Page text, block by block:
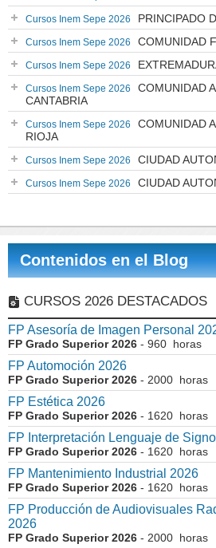
Cursos Inem Sepe 2026 PRINCIPADO
Cursos Inem Sepe 2026 COMUNIDAD
Cursos Inem Sepe 2026
Cursos Inem Sepe 2026
COMUNIDAD
CANTABRIA
Cursos Inem Sepe 2026
COMUNIDAD
RIOJA
Cursos Inem Sepe 2026 CIUDAD
Cursos Inem Sepe 2026 CIUDAD
Contenidos en el Blog
CURSOS 2026 DESTACADOS
FP Asesoría de Imagen Personal
FP Grado Superior 2026 - 960 horas
FP Automoción 2026
FP Grado Superior 2026 - 2000 horas
FP Estética 2026
FP Grado Superior 2026 - 1620 horas
FP Interpretación Lenguaje de
FP Grado Superior 2026 - 1620 horas
FP Mantenimiento Industrial 2026
FP Grado Superior 2026 - 1620 horas
FP Producción de Audiovisuales
2026
FP Grado Superior 2026 - 2000 horas